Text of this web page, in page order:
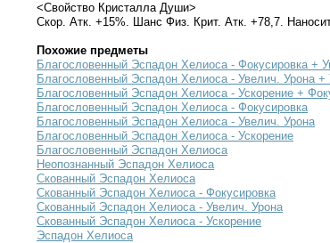
<Свойство Кристалла Души>
Скор. Атк. +15%. Шанс Физ. Крит. Атк. +78,7.
Похожие предметы
Благословенный Эспадон Хелиоса - Фокусировка +
Благословенный Эспадон Хелиоса - Увелич. Урона +
Благословенный Эспадон Хелиоса - Ускорение +
Благословенный Эспадон Хелиоса - Фокусировка
Благословенный Эспадон Хелиоса - Увелич. Урона
Благословенный Эспадон Хелиоса - Ускорение
Благословенный Эспадон Хелиоса
Неопознанный Эспадон Хелиоса
Скованный Эспадон Хелиоса
Скованный Эспадон Хелиоса - Фокусировка
Скованный Эспадон Хелиоса - Увелич. Урона
Скованный Эспадон Хелиоса - Ускорение
Эспадон Хелиоса